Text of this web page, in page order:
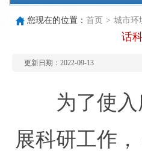
您现在的位置： 首页 > 城市环
话
更新日期：2022-09-13
为了使入所
展科研工作